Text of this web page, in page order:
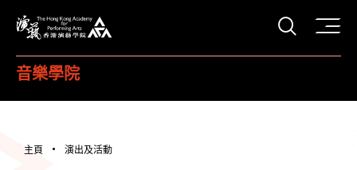
打開
音樂學院
主頁 演出及活動